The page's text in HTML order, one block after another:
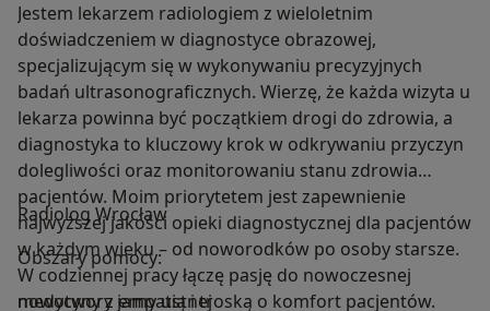
Jestem lekarzem radiologiem z wieloletnim
doświadczeniem w diagnostyce obrazowej,
specjalizującym się w wykonywaniu precyzyjnych
badań ultrasonograficznych. Wierzę, że każda wizyta u
lekarza powinna być początkiem drogi do zdrowia, a
diagnostyka to kluczowy krok w odkrywaniu przyczyn
dolegliwości oraz monitorowaniu stanu zdrowia
pacjentów. Moim priorytetem jest zapewnienie
najwyższej jakości opieki diagnostycznej dla pacjentów
w każdym wieku – od noworodków po osoby starsze.
W codziennej pracy łączę pasję do nowoczesnej
medycyny z empatią i troską o komfort pacjentów.
Radiolog Wrocław
Obszary pomocy:
nowotwory jamy ustnej